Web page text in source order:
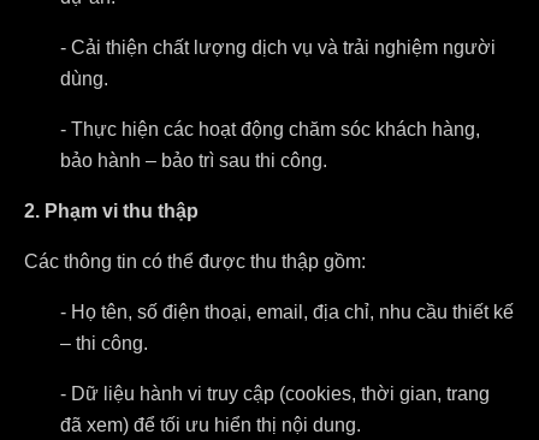
- Cải thiện chất lượng dịch vụ và trải nghiệm người
dùng.
- Thực hiện các hoạt động chăm sóc khách hàng,
bảo hành – bảo trì sau thi công.
2. Phạm vi thu thập
Các thông tin có thể được thu thập gồm:
- Họ tên, số điện thoại, email, địa chỉ, nhu cầu thiết kế
– thi công.
- Dữ liệu hành vi truy cập (cookies, thời gian, trang
đã xem) để tối ưu hiển thị nội dung.